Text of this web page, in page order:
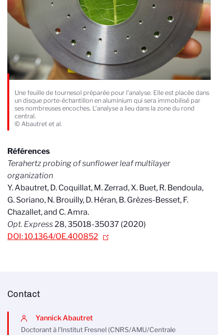
Une feuille de tournesol préparée pour l’analyse. Elle est placée dans
un disque porte-échantillon en aluminium qui sera immobilisé par
ses nombreuses encoches. L’analyse a lieu dans la zone du rond
central.
© Abautret et al.
Références
Terahertz probing of sunflower leaf multilayer
organization
Y. Abautret, D. Coquillat, M. Zerrad, X. Buet, R. Bendoula,
G. Soriano, N. Brouilly, D. Héran, B. Grèzes-Besset, F.
Chazallet, and C. Amra.
Opt. Express28, 35018-35037 (2020)
DOI: 10.1364/OE.400852
Contact
Yannick Abautret
Doctorant à l’Institut Fresnel (CNRS/AMU/Centrale